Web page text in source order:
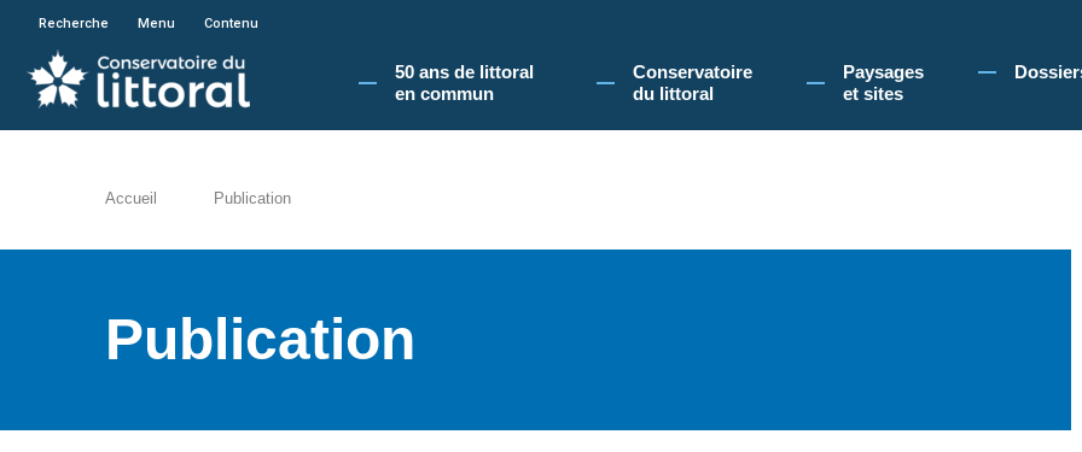
En poursuivant votre navigation sur le site du Conservatoire du littoral, vous acceptez l'utilisation de cookies pour vous
Recherche Menu Contenu
50 ans de littoral
en commun​
Conservatoire
du littoral
Paysages
et sites
Accueil Publication
Publication